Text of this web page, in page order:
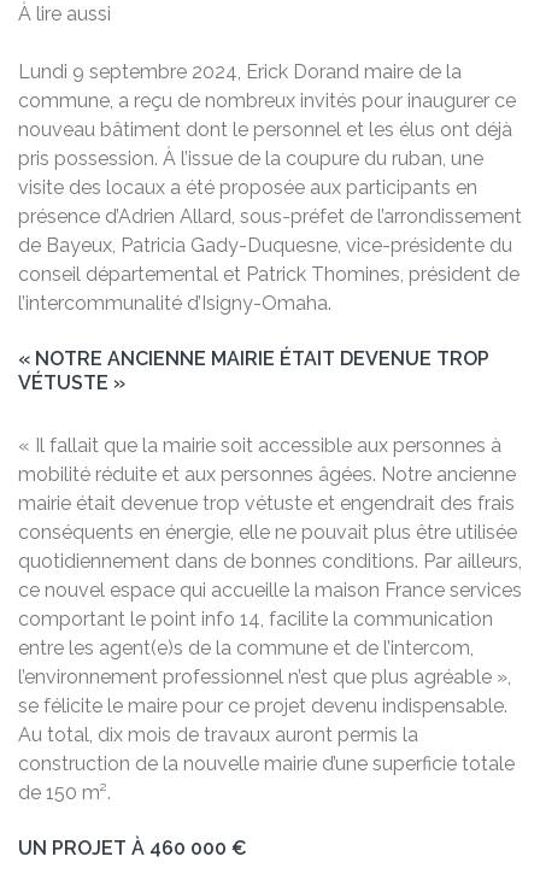
À lire aussi
Lundi 9 septembre 2024, Erick Dorand maire de la
commune, a reçu de nombreux invités pour inaugurer ce
nouveau bâtiment dont le personnel et les élus ont déjà
pris possession. À l’issue de la coupure du ruban, une
visite des locaux a été proposée aux participants en
présence d’Adrien Allard, sous-préfet de l’arrondissement
de Bayeux, Patricia Gady-Duquesne, vice-présidente du
conseil départemental et Patrick Thomines, président de
l’intercommunalité d’Isigny-Omaha.
« NOTRE ANCIENNE MAIRIE ÉTAIT DEVENUE TROP
VÉTUSTE »
« Il fallait que la mairie soit accessible aux personnes à
mobilité réduite et aux personnes âgées. Notre ancienne
mairie était devenue trop vétuste et engendrait des frais
conséquents en énergie, elle ne pouvait plus être utilisée
quotidiennement dans de bonnes conditions. Par ailleurs,
ce nouvel espace qui accueille la maison France services
comportant le point info 14, facilite la communication
entre les agent(e)s de la commune et de l’intercom,
l’environnement professionnel n’est que plus agréable »,
se félicite le maire pour ce projet devenu indispensable.
Au total, dix mois de travaux auront permis la
construction de la nouvelle mairie d’une superficie totale
de 150 m².
UN PROJET À 460 000 €